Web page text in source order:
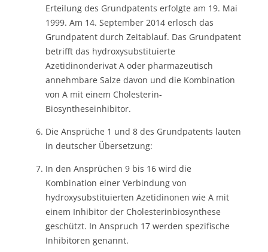
Erteilung des Grundpatents erfolgte am 19. Mai
1999. Am 14. September 2014 erlosch das
Grundpatent durch Zeitablauf. Das Grundpatent
betrifft das hydroxysubstituierte
Azetidinonderivat A oder pharmazeutisch
annehmbare Salze davon und die Kombination
von A mit einem Cholesterin-
Biosyntheseinhibitor.
Die Ansprüche 1 und 8 des Grundpatents lauten
in deutscher Übersetzung:
In den Ansprüchen 9 bis 16 wird die
Kombination einer Verbindung von
hydroxysubstituierten Azetidinonen wie A mit
einem Inhibitor der Cholesterinbiosynthese
geschützt. In Anspruch 17 werden spezifische
Inhibitoren genannt.